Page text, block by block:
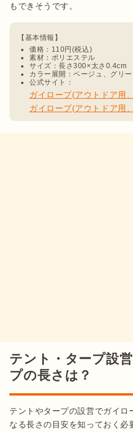
もできそうです。
価格：110円(税込)
素材：ポリエステル
サイズ：長さ300×太さ0.4cm
カラー展開：ベージュ、グリー
ガイロープ(アウトドア用
テント・タープ設
プの長さは？
テントやタープの設営でガイロ
なる長さの目安を知っておく必